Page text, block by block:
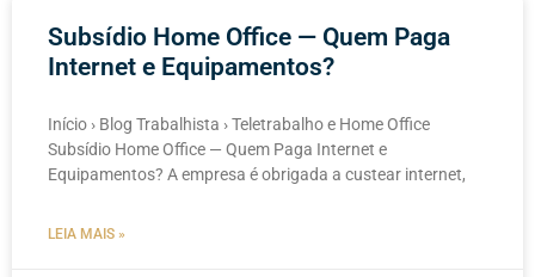
Subsídio Home Office — Quem Paga
Internet e Equipamentos?
Início › Blog Trabalhista › Teletrabalho e Home Office
Subsídio Home Office — Quem Paga Internet e
Equipamentos? A empresa é obrigada a custear internet,
LEIA MAIS »